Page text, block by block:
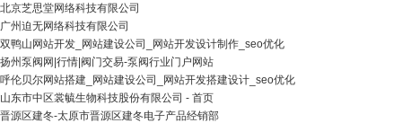
北京芝思堂网络科技有限公司
广州迫无网络科技有限公司
双鸭山网站开发_网站建设公司_网站开发设计制作_seo优化
扬州泵阀网|行情|阀门交易-泵阀行业门户网站
呼伦贝尔网站搭建_网站建设公司_网站开发搭建设计_seo优化
山东市中区裳毓生物科技股份有限公司 - 首页
晋源区建冬-太原市晋源区建冬电子产品经销部